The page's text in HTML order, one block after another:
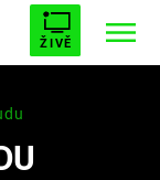
ŽIVĚ
UPÍRŮ